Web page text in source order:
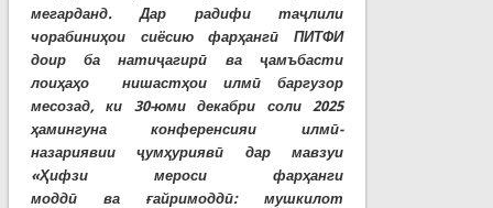
мегарданд. Дар радифи таҷлили
чорабиниҳои сиёсию фарҳангӣ ПИТФИ
доир ба натиҷагирӣ ва ҷамъбасти
лоиҳаҳо нишастҳои илмӣ баргузор
месозад, ки 30-юми декабри соли 2025
ҳамингуна конференсияи илмӣ-
назариявии ҷумҳуриявӣ дар мавзуи
«Ҳифзи мероси фарҳанги
моддӣ ва ғайримоддӣ: мушкилот